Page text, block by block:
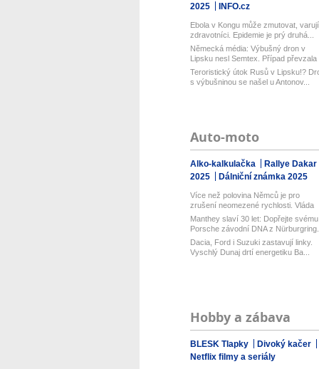
2025
INFO.cz
Ebola v Kongu může zmutovat, varují
zdravotníci. Epidemie je prý druhá...
Německá média: Výbušný dron v
Lipsku nesl Semtex. Případ převzala
spol...
Teroristický útok Rusů v Lipsku!?
s výbušninou se našel u Antonov...
Auto-moto
Alko-kalkulačka
Rallye Dakar
2025
Dálniční známka 2025
Více než polovina Němců je pro
zrušení neomezené rychlosti. Vláda
řekl...
Manthey slaví 30 let: Dopřejte svému
Porsche závodní DNA z
Dacia, Ford i Suzuki zastavují linky.
Vyschlý Dunaj drtí energetiku Ba...
Hobby a zábava
BLESK Tlapky
Divoký kačer
Netflix filmy a seriály